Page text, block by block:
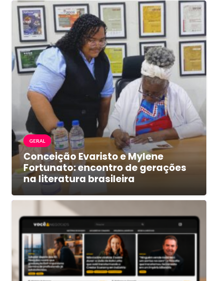
GERAL
Conceição Evaristo e Mylene
Fortunato: encontro de gerações
na literatura brasileira